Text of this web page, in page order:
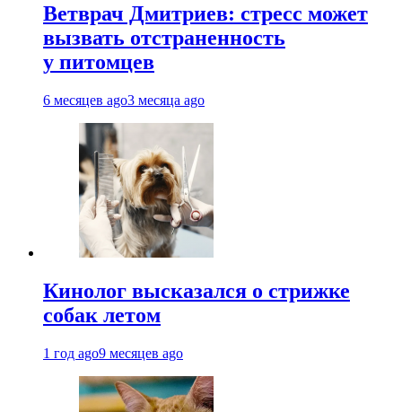
Ветврач Дмитриев: стресс может
вызвать отстраненность
у питомцев
6 месяцев ago3 месяца ago
Кинолог высказался о стрижке
собак летом
1 год ago9 месяцев ago